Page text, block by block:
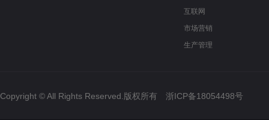
互联网
市场营销
生产管理
Copyright © All Rights Reserved.版权所有 浙ICP备18054498号